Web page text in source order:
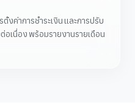
งค่าการชำระเงิน และการปรับ
เนื่อง พร้อมรายงานรายเดือน